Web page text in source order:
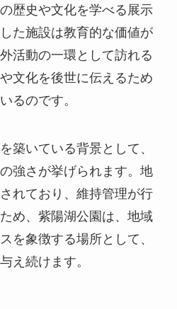
歴史や文化を学べる展示
た施設は教育的な価値が
活動の一環として訪れる
文化を後世に伝えるため
るのです。
築いている背景として、
強さが挙げられます。地
れており、維持管理が行
め、紫陽湖公園は、地域
を象徴する場所として、
え続けます。